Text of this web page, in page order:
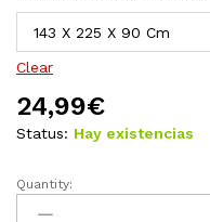
Clear
24,99€
Status: Hay existencias
Fundas
para
Quantity: